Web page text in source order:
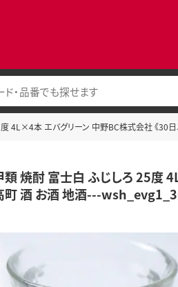
4L×4本 エバグリーン 中野BC株式会社 《
焼酎 富士白 ふじしろ 25度
町 酒 お酒 地酒---